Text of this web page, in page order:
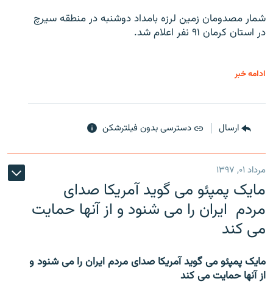
شمار مصدومان زمین لرزه بامداد دوشنبه در منطقه سیرچ
در استان کرمان ۹۱ نفر اعلام شد.
ادامه خبر
ارسال دسترسی بدون فیلترشکن
مرداد ۰۱, ۱۳۹۷
مایک پمپئو می گوید آمریکا صدای
مردم ایران را می شنود و از آنها حمایت
می کند
مایک پمپئو می گوید آمریکا صدای مردم ایران را می شنود و
از آنها حمایت می کند